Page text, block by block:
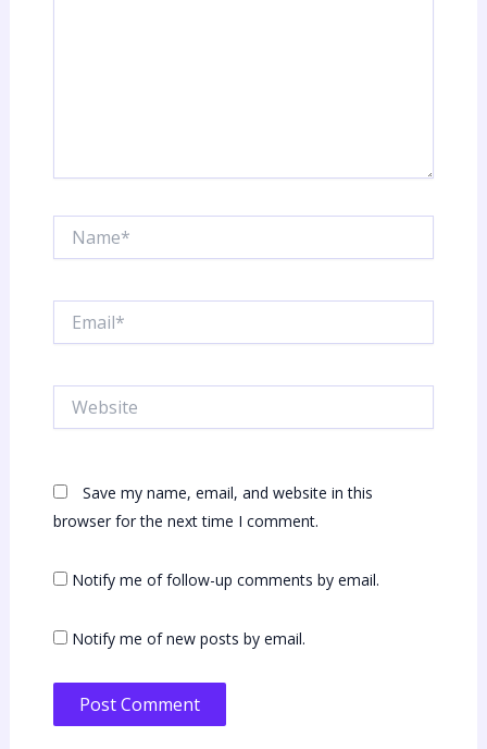
Save my name, email, and website in this
browser for the next time I comment.
Notify me of follow-up comments by email.
Notify me of new posts by email.